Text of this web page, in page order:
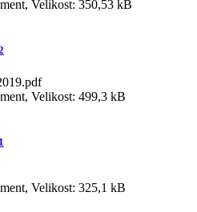
Velikost: 350,53 kB
Velikost: 499,3 kB
Velikost: 325,1 kB